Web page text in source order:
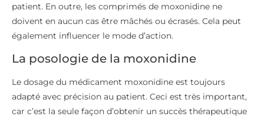
patient. En outre, les comprimés de moxonidine ne
doivent en aucun cas être mâchés ou écrasés. Cela peut
également influencer le mode d’action.
La posologie de la moxonidine
Le dosage du médicament moxonidine est toujours
adapté avec précision au patient. Ceci est très important,
car c’est la seule façon d’obtenir un succès thérapeutique